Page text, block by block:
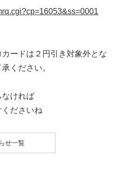
ードは２円引き対象外とな
ください。
なければ
ださいね
せ一覧